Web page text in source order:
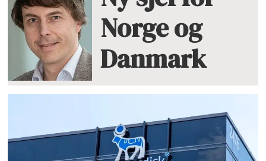
Norge og
Danmark